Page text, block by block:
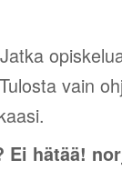
vain
hätää!